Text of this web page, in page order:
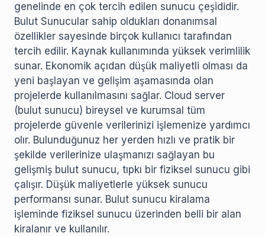
genelinde en çok tercih edilen sunucu çeşididir.
Bulut Sunucular sahip oldukları donanımsal
özellikler sayesinde birçok kullanıcı tarafından
tercih edilir. Kaynak kullanımında yüksek verimlilik
sunar. Ekonomik açıdan düşük maliyetli olması da
yeni başlayan ve gelişim aşamasında olan
projelerde kullanılmasını sağlar. Cloud server
(bulut sunucu) bireysel ve kurumsal tüm
projelerde güvenle verilerinizi işlemenize yardımcı
olır. Bulunduğunuz her yerden hızlı ve pratik bir
şekilde verilerinize ulaşmanızı sağlayan bu
gelişmiş bulut sunucu, tıpkı bir fiziksel sunucu gibi
çalışır. Düşük maliyetlerle yüksek sunucu
performansı sunar. Bulut sunucu kiralama
işleminde fiziksel sunucu üzerinden belli bir alan
kiralanır ve kullanılır.